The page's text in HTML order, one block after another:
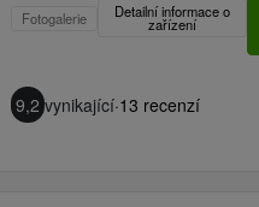
Fotogalerie Detailní informace o
zařízení
9,2 vynikající·13 recenzí